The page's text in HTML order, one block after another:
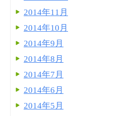
2014年11月
2014年10月
2014年9月
2014年8月
2014年7月
2014年6月
2014年5月